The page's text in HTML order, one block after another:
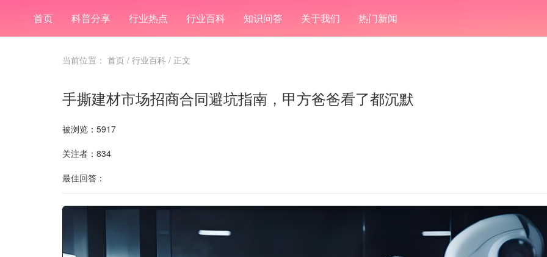
首页 科普分享 行业热点 行业百科 知识问答 关于我们 热门新闻
当前位置： 首页 / 行业百科 / 正文
手撕建材市场招商合同避坑指南，甲方爸爸看了都沉默
被浏览：5917
关注者：834
最佳回答：